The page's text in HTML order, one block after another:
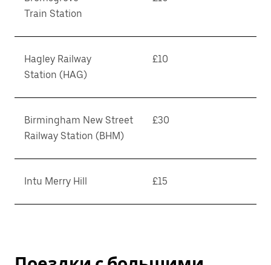
Train Station
Hagley Railway
Station (HAG)
£10
Birmingham New Street
Railway Station (BHM)
£30
Intu Merry Hill £15